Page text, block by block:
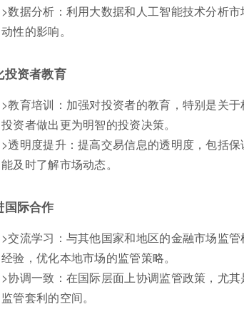
>数据分析：利用大数据和人工智能技术分析
动性的影响。
投资者教育
>教育培训：加强对投资者的教育，特别是关
投资者做出更为明智的投资决策。
>透明度提升：提高交易信息的透明度，包括
能及时了解市场动态。
国际合作
>交流学习：与其他国家和地区的金融市场监
经验，优化本地市场的监管策略。
>协调一致：在国际层面上协调监管政策，尤
监管套利的空间。